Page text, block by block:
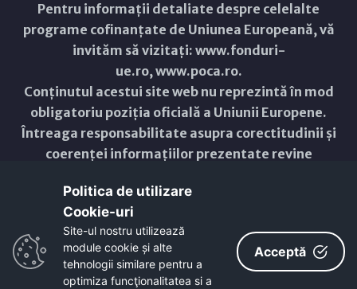
Pentru informații detaliate despre celelalte
programe cofinanțate de Uniunea Europeană, vă
invităm să vizitați: www.fonduri-
ue.ro,www.poca.ro.
Conținutul acestui site web nu reprezintă în mod
obligatoriu poziția oficială a Uniunii Europene.
Întreaga responsabilitate asupra corectitudinii și
coerenței informațiilor prezentate revine
Copyright © 2021 - 2026 -
ResponsiveVoice
Non-Commercial License
Politica de utilizare
Cookie-uri‎
Site-ul nostru utilizează
module cookie și alte
tehnologii similare pentru a
optimiza funcţionalitatea si a
Acceptă